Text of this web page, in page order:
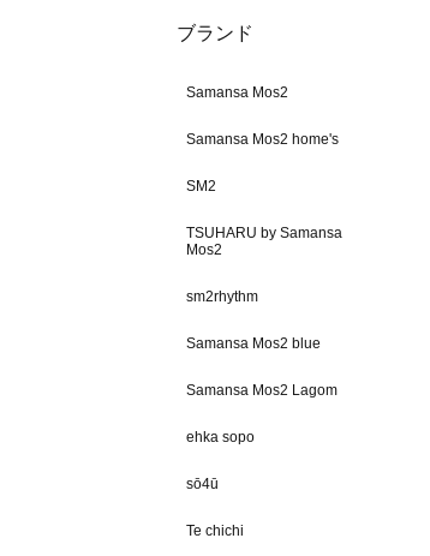
ブランド
Samansa Mos2
Samansa Mos2 home's
SM2
TSUHARU by Samansa
Mos2
sm2rhythm
Samansa Mos2 blue
Samansa Mos2 Lagom
ehka sopo
sō4ū
Te chichi